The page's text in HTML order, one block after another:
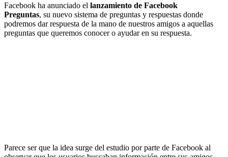
Facebook ha anunciado el lanzamiento de Facebook
Preguntas, su nuevo sistema de preguntas y respuestas donde
podremos dar respuesta de la mano de nuestros amigos a aquellas
preguntas que queremos conocer o ayudar en su respuesta.
Parece ser que la idea surge del estudio por parte de Facebook al